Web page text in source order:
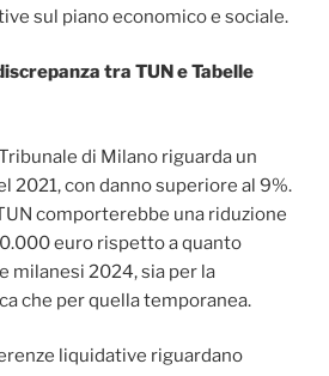
sul piano economico e sociale.
tra TUN e Tabelle
di Milano riguarda un
2021, con danno superiore al 9%.
comporterebbe una riduzione
euro rispetto a quanto
milanesi 2024, sia per la
che per quella temporanea.
liquidative riguardano